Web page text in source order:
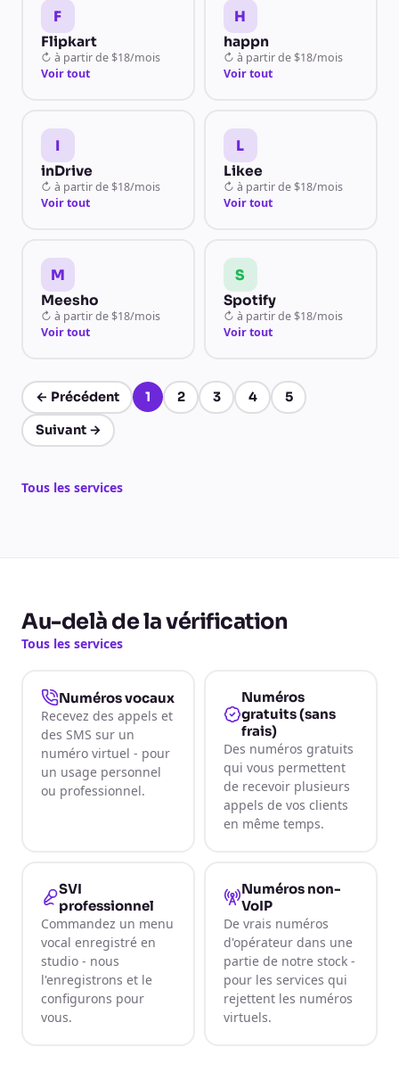
F
Flipkart
↻ à partir de $18/mois
Voir tout
H
happn
↻ à partir de $18/mois
Voir tout
I
inDrive
↻ à partir de $18/mois
Voir tout
L
Likee
↻ à partir de $18/mois
Voir tout
M
Meesho
↻ à partir de $18/mois
Voir tout
S
Spotify
↻ à partir de $18/mois
Voir tout
← Précédent 1 2 3 4 5
Suivant→
Page 1 sur 5
Tous les services
Au-delà de la vérification
Tous les services
Numéros vocaux
Recevez des appels et
des SMS sur un
numéro virtuel - pour
un usage personnel
ou professionnel.
Numéros
gratuits (sans
frais)
Des numéros gratuits
qui vous permettent
de recevoir plusieurs
appels de vos clients
en même temps.
SVI
professionnel
Commandez un menu
vocal enregistré en
studio - nous
l'enregistrons et le
configurons pour
vous.
Numéros non-
VoIP
De vrais numéros
d'opérateur dans une
partie de notre stock -
pour les services qui
rejettent les numéros
virtuels.